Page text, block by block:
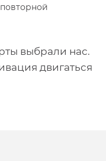
выбрали нас.
двигаться